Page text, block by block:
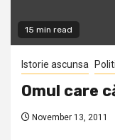
15 min read
Istorie ascunsa
Omul care
November 13, 2011